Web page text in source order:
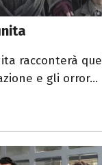
racconterà
e gli orror...